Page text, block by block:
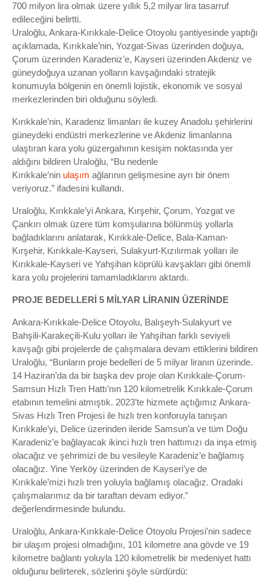
700 milyon lira olmak üzere yıllık 5,2 milyar lira tasarruf
edileceğini belirtti.
Uraloğlu, Ankara-Kırıkkale-Delice Otoyolu şantiyesinde yaptığı
açıklamada, Kırıkkale’nin, Yozgat-Sivas üzerinden doğuya,
Çorum üzerinden Karadeniz’e, Kayseri üzerinden Akdeniz ve
güneydoğuya uzanan yolların kavşağındaki stratejik
konumuyla bölgenin en önemli lojistik, ekonomik ve sosyal
merkezlerinden biri olduğunu söyledi.
Kırıkkale’nin, Karadeniz limanları ile kuzey Anadolu şehirlerini
güneydeki endüstri merkezlerine ve Akdeniz limanlarına
ulaştıran kara yolu güzergahının kesişim noktasında yer
aldığını bildiren Uraloğlu, “Bu nedenle
Kırıkkale’nin ulaşım ağlarının gelişmesine ayrı bir önem
veriyoruz.” ifadesini kullandı.
Uraloğlu, Kırıkkale’yi Ankara, Kırşehir, Çorum, Yozgat ve
Çankırı olmak üzere tüm komşularına bölünmüş yollarla
bağladıklarını anlatarak, Kırıkkale-Delice, Bala-Kaman-
Kırşehir, Kırıkkale-Kayseri, Sulakyurt-Kızılırmak yolları ile
Kırıkkale-Kayseri ve Yahşihan köprülü kavşakları gibi önemli
kara yolu projelerini tamamladıklarını aktardı.
PROJE BEDELLERİ 5 MİLYAR LİRANIN ÜZERİNDE
Ankara-Kırıkkale-Delice Otoyolu, Balışeyh-Sulakyurt ve
Bahşili-Karakeçili-Kulu yolları ile Yahşihan farklı seviyeli
kavşağı gibi projelerde de çalışmalara devam ettiklerini bildiren
Uraloğlu, “Bunların proje bedelleri de 5 milyar liranın üzerinde.
14 Haziran’da da bir başka dev proje olan Kırıkkale-Çorum-
Samsun Hızlı Tren Hattı’nın 120 kilometrelik Kırıkkale-Çorum
etabının temelini atmıştık. 2023’te hizmete açtığımız Ankara-
Sivas Hızlı Tren Projesi ile hızlı tren konforuyla tanışan
Kırıkkale’yi, Delice üzerinden ileride Samsun’a ve tüm Doğu
Karadeniz’e bağlayacak ikinci hızlı tren hattımızı da inşa etmiş
olacağız ve şehrimizi de bu vesileyle Karadeniz’e bağlamış
olacağız. Yine Yerköy üzerinden de Kayseri’ye de
Kırıkkale’mizi hızlı tren yoluyla bağlamış olacağız. Oradaki
çalışmalarımız da bir taraftan devam ediyor.”
değerlendirmesinde bulundu.
Uraloğlu, Ankara-Kırıkkale-Delice Otoyolu Projesi’nin sadece
bir ulaşım projesi olmadığını, 101 kilometre ana gövde ve 19
kilometre bağlantı yoluyla 120 kilometrelik bir medeniyet hattı
olduğunu belirterek, sözlerini şöyle sürdürdü: